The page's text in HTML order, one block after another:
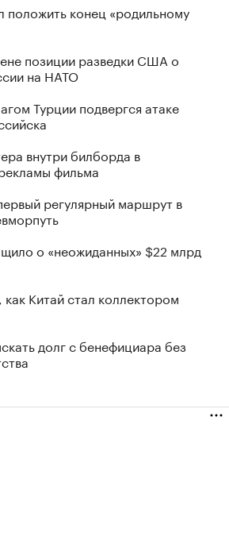
положить конец «родильному
позиции разведки США о
на НАТО
Турции подвергся атаке
внутри билборда в
фильма
регулярный маршрут в
о «неожиданных» $22 млрд
Китай стал коллектором
долг с бенефициара без